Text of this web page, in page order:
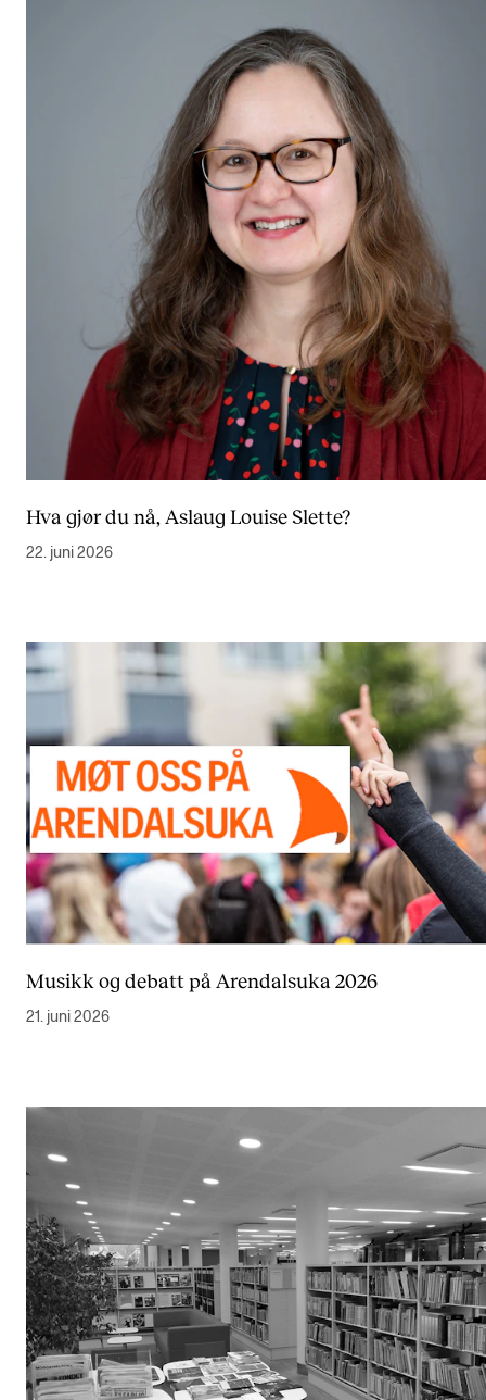
Studentutvalet SUT
Hvem gjør hva i administrasjonen?
Hva gjør du nå, Aslaug Louise Slette?
22. juni 2026
Musikk og debatt på Arendalsuka 2026
21. juni 2026